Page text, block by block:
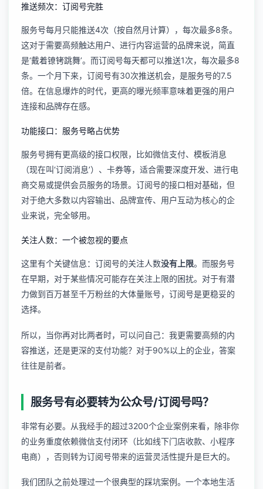
推送频次：订阅号完胜
服务号每月只能推送4次（按自然月计算），每次最多8条。
这对于需要高频触达用户、进行内容运营的品牌来说，简直
是‘戴着镣铐跳舞’。而订阅号每天都可以推送1次，每次最多8
条。一个月下来，订阅号有30次推送机会，是服务号的7.5
倍。在信息爆炸的时代，更高的曝光频率意味着更强的用户
连接和品牌存在感。
功能接口：服务号略占优势
服务号拥有更高级的接口权限，比如微信支付、模板消息
（现在叫‘订阅消息’）、卡券等，适合需要深度开发、进行电
商交易或提供会员服务的场景。订阅号的接口相对基础，但
对于绝大多数以内容输出、品牌宣传、用户互动为核心的企
业来说，完全够用。
关注人数：一个被忽视的要点
这里有个关键信息：订阅号的关注人数没有上限。而服务号
在早期，对于某些情况可能存在关注上限的困扰。对于有潜
力做到百万甚至千万粉丝的大体量账号，订阅号是更稳妥的
选择。
所以，当你再对比两者时，可以问自己：我更需要高频的内
容推送，还是更深的支付功能？对于90%以上的企业，答案
往往是前者。
服务号有必要转为公众号/订阅号吗？
非常有必要。从我经手的超过3200个企业案例来看，除非你
的业务重度依赖微信支付闭环（比如线下门店收款、小程序
电商），否则转为订阅号带来的运营灵活性提升是巨大的。
我们团队之前处理过一个很典型的踩坑案例。一个本地生活